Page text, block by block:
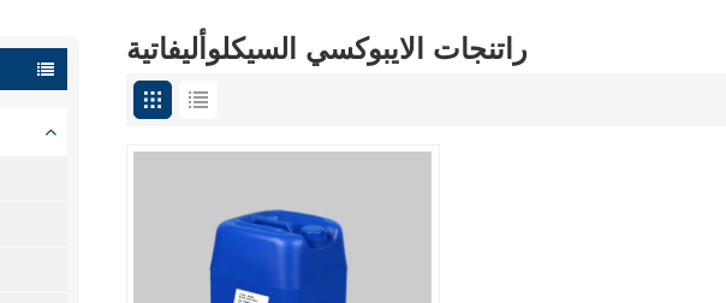
راتنجات الايبوكسي السيكلوأليفاتية